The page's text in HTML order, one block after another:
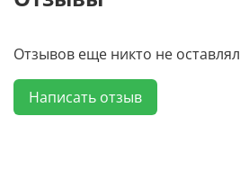
Отзывов еще никто не оставлял
Написать отзыв